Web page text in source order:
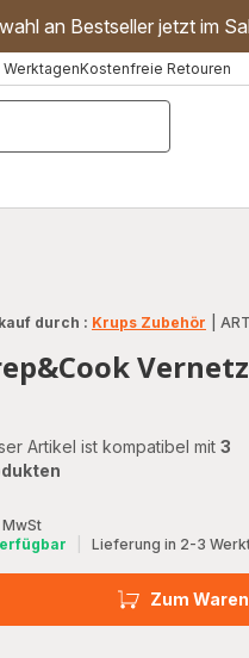
an Bestseller jetzt im
Kostenfreie Retouren
durch : Krups Zubehör
Artikel ist kompatibel mit 3
Lieferung in 2-3
Zum